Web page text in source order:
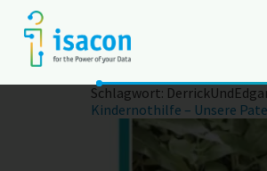
Schlagwort:
Kindernothilfe – Unsere